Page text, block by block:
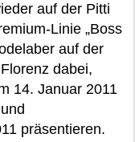
auf der Pitti
Linie „Boss
auf der
dabei,
14. Januar 2011
präsentieren.